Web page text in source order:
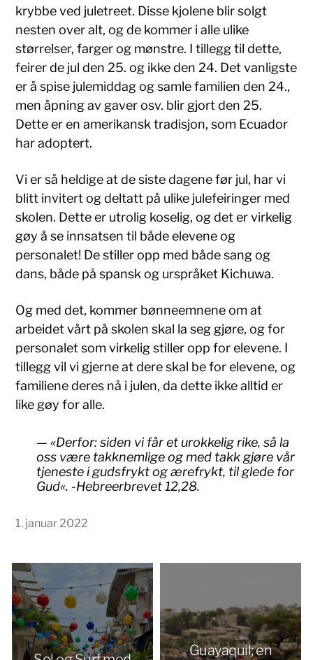
krybbe ved juletreet. Disse kjolene blir solgt
nesten over alt, og de kommer i alle ulike
størrelser, farger og mønstre. I tillegg til dette,
feirer de jul den 25. og ikke den 24. Det vanligste
er å spise julemiddag og samle familien den 24.,
men åpning av gaver osv. blir gjort den 25.
Dette er en amerikansk tradisjon, som Ecuador
har adoptert.
Vi er så heldige at de siste dagene før jul, har vi
blitt invitert og deltatt på ulike julefeiringer med
skolen. Dette er utrolig koselig, og det er virkelig
gøy å se innsatsen til både elevene og
personalet! De stiller opp med både sang og
dans, både på spansk og urspråket Kichuwa.
Og med det, kommer bønneemnene om at
arbeidet vårt på skolen skal la seg gjøre, og for
personalet som virkelig stiller opp for elevene. I
tillegg vil vi gjerne at dere skal be for elevene, og
familiene deres nå i julen, da dette ikke alltid er
like gøy for alle.
«Derfor: siden vi får et urokkelig rike, så la
oss være takknemlige og med takk gjøre vår
tjeneste i gudsfrykt og ærefrykt, til glede for
Gud«. -Hebreerbrevet 12,28.
1. januar 2022
Guayaquil; en